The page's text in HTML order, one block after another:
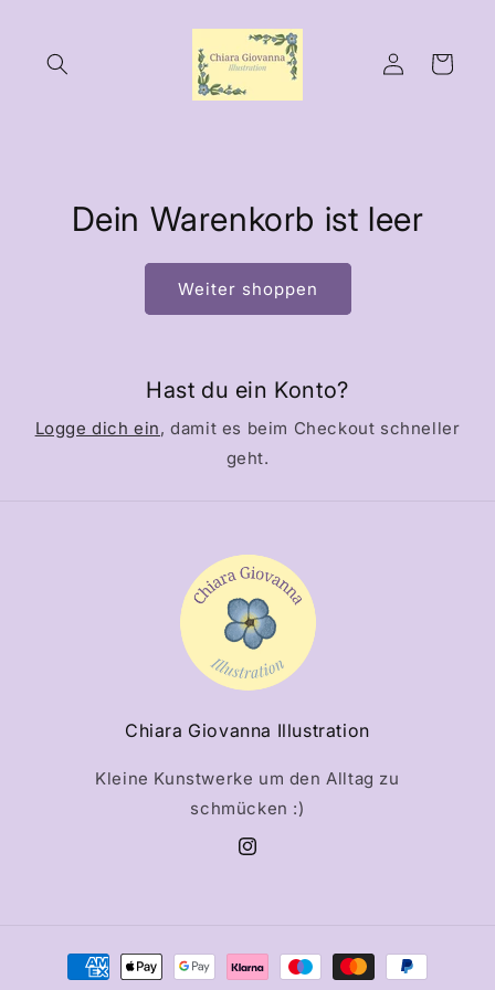
EinloggenWarenkorb
Dein Warenkorb ist leer
Weiter shoppen
Hast du ein Konto?
Logge dich ein, damit es beim Checkout schneller
geht.
Chiara Giovanna Illustration
Kleine Kunstwerke um den Alltag zu
schmücken :)
Instagram
Zahlungsmethoden